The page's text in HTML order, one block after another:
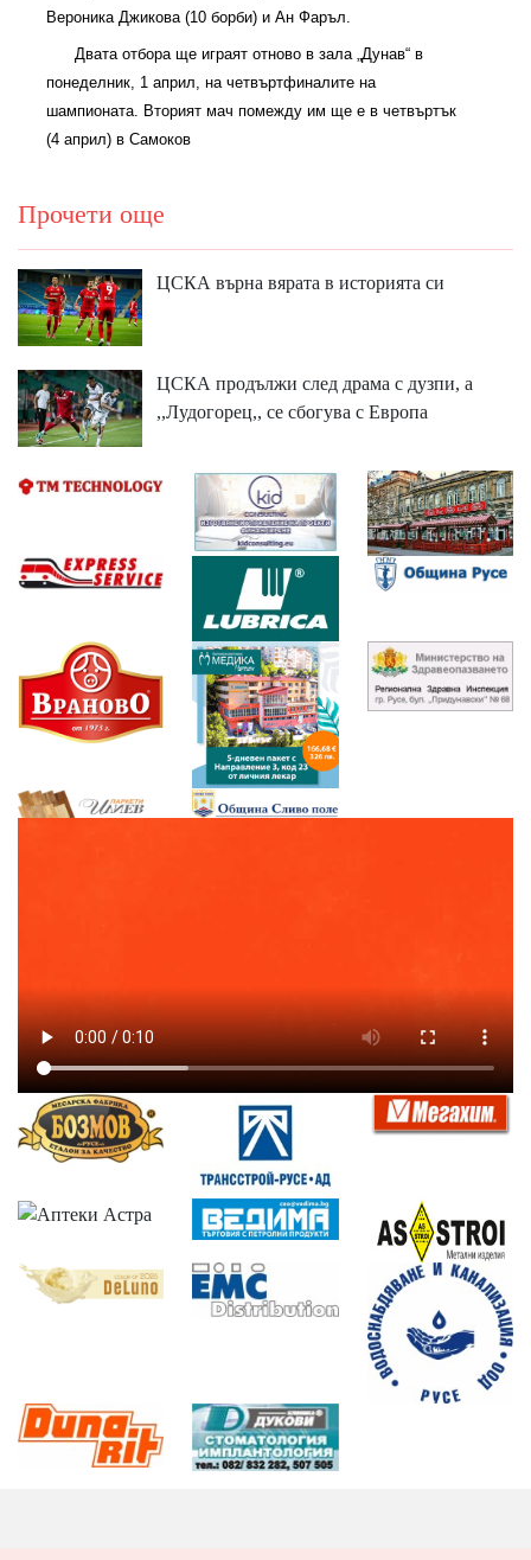
Вероника Джикова (10 борби) и Ан Фаръл.
Двата отбора ще играят отново в зала „Дунав“ в
понеделник, 1 април, на четвъртфиналите на
шампионата. Вторият мач помежду им ще е в четвъртък
(4 април) в Самоков
Прочети още
ЦСКА върна вярата в историята си
ЦСКА продължи след драма с дузпи, а
,,Лудогорец,, се сбогува с Европа